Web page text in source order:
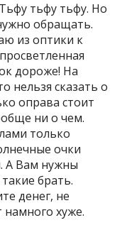
тьфу тьфу. Но
обращать.
из оптики к
дороже! На
нельзя сказать о
оправа стоит
ни о чем.
только
очки
А Вам нужны
брать.
денег, не
намного хуже.